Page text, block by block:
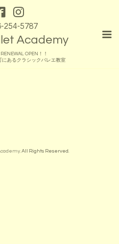
254-5787
Academy
OPEN！！
にあるクラシックバレエ教室
. All Rights Reserved.